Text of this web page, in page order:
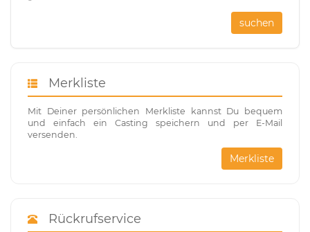
suchen
Merkliste
Mit Deiner persönlichen Merkliste kannst Du bequem
und einfach ein Casting speichern und per E-Mail
versenden.
Merkliste
Rückrufservice